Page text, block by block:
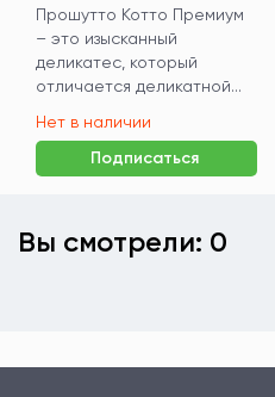
Прошутто Котто Премиум
– это изысканный
деликатес, который
отличается деликатной...
Нет в наличии
Подписаться
Вы смотрели: 0